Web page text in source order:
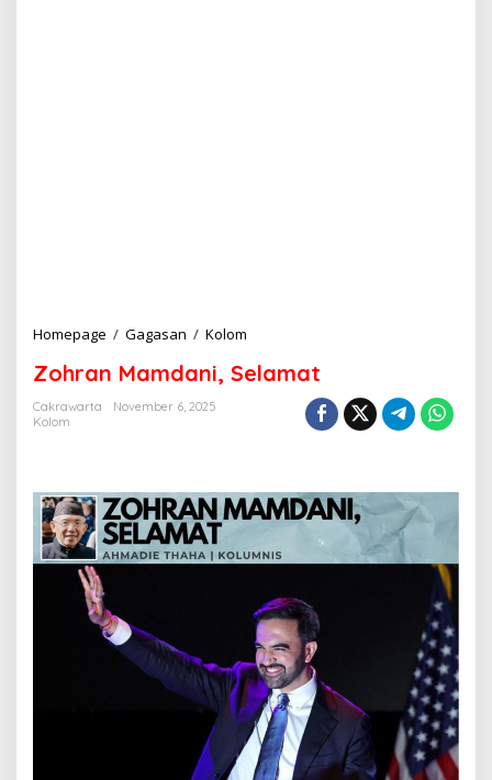
Homepage / Gagasan / Kolom
h
m
d
n
i
S
e
a
m
a
Zohran Mamdani, Selamat
Cakrawarta
November 6, 2025
Kolom